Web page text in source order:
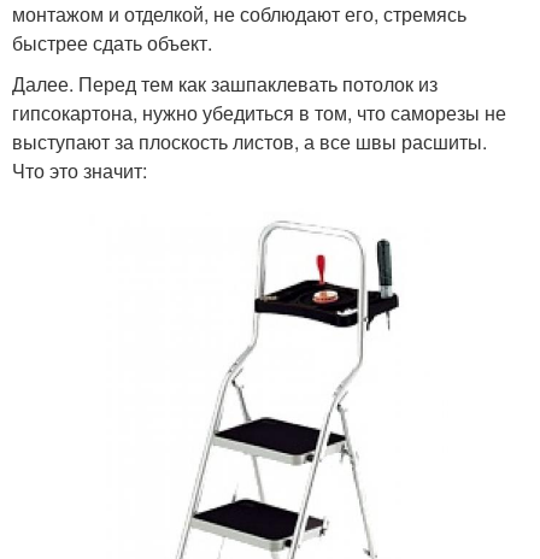
монтажом и отделкой, не соблюдают его, стремясь
быстрее сдать объект.
Далее. Перед тем как зашпаклевать потолок из
гипсокартона, нужно убедиться в том, что саморезы не
выступают за плоскость листов, а все швы расшиты.
Что это значит: